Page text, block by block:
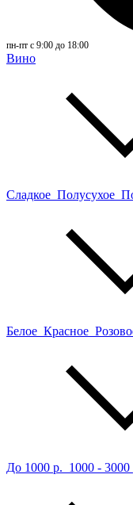
пн-пт с 9:00 до 18:00
Вино
Сладкое Полусухое
Белое Красное
До 1000 р. 1000 - 3000